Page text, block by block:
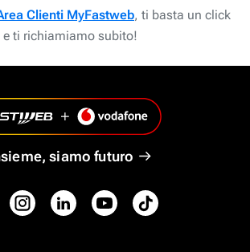
Clienti MyFastweb, ti basta un click
e ti richiamiamo subito!
siamo futuro